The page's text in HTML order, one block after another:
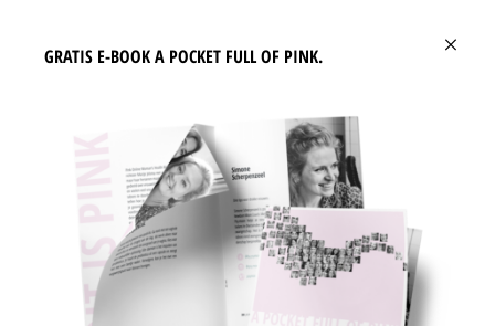
het voorkomen van depressies. Gezonde vetten zorgen voor energie (veel vrouwen zijn
minder behoefte om te snoepen en te snaaien.
Wees niet bang voor vetten, je hebt ze keihard nodig. Eet volop avocado's, olijfolie,
roomboter, noten en gebruik een goed omega 3-supplement om aan te vullen.
24 MEI 2020
×
GRATIS E-BOOK A POCKET FULL OF PINK.